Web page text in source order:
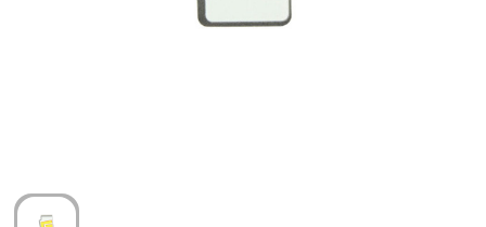
Wijn, bier en proeverij